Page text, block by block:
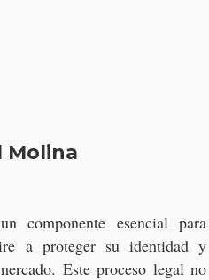
Molina
componente esencial para
a proteger su identidad y
Este proceso legal no